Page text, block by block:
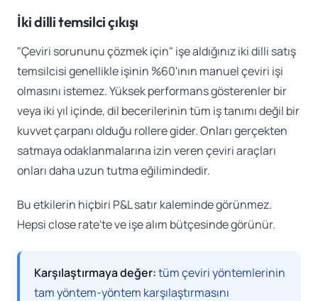
İki dilli temsilci çıkışı
"Çeviri sorununu çözmek için" işe aldığınız iki dilli satış
temsilcisi genellikle işinin %60'ının manuel çeviri işi
olmasını istemez. Yüksek performans gösterenler bir
veya iki yıl içinde, dil becerilerinin tüm iş tanımı değil bir
kuvvet çarpanı olduğu rollere gider. Onları gerçekten
satmaya odaklanmalarına izin veren çeviri araçları
onları daha uzun tutma eğilimindedir.
Bu etkilerin hiçbiri P&L satır kaleminde görünmez.
Hepsi close rate'te ve işe alım bütçesinde görünür.
Karşılaştırmaya değer:tüm çeviri yöntemlerinin
tam yöntem-yöntem karşılaştırmasını